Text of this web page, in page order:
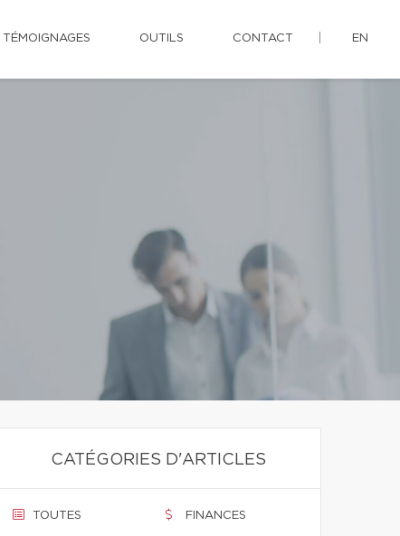
TÉMOIGNAGES OUTILS CONTACT EN
CATÉGORIES D'ARTICLES
TOUTES FINANCES